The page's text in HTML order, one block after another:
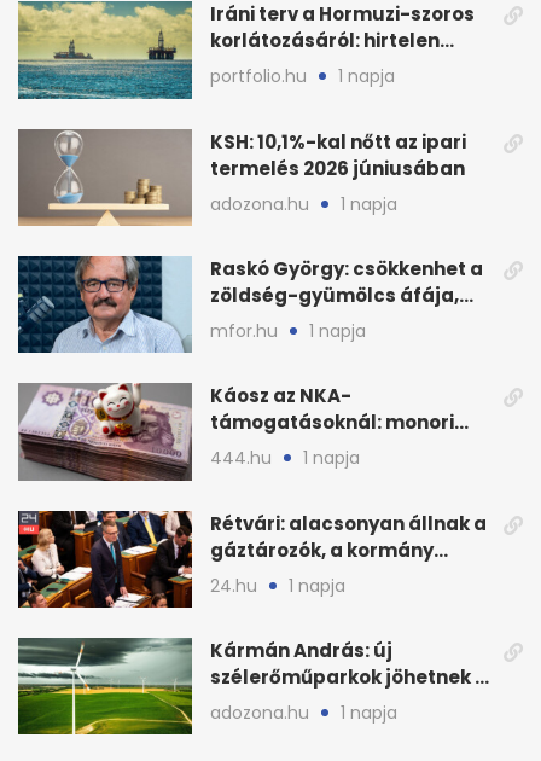
Iráni terv a Hormuzi-szoros
korlátozásáról: hirtelen
megugrott az olajár
portfolio.hu 1 napja
KSH: 10,1%-kal nőtt az ipari
termelés 2026 júniusában
adozona.hu 1 napja
Raskó György: csökkenhet a
zöldség-gyümölcs áfája,
bajban a kukorica
mfor.hu 1 napja
Káosz az NKA-
támogatásoknál: monori
civilek elszámolásai és
444.hu 1 napja
Rétvári: alacsonyan állnak a
gáztározók, a kormány
válságról válságra jut
24.hu 1 napja
Kármán András: új
szélerőműparkok jöhetnek a
kormányülés döntése
adozona.hu 1 napja